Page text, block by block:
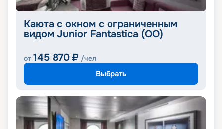
Каюта с окном с ограниченным
видом Junior Fantastica (OO)
от 145 870 ₽ /чел
Выбрать